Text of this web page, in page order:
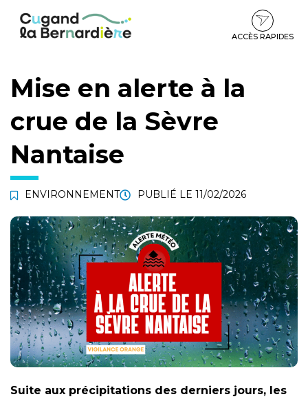
contenu
pied
ACCÈS RAPIDES
Mise en alerte à la
crue de la Sèvre
Nantaise
ENVIRONNEMENT PUBLIÉ LE 11/02/2026
Suite aux précipitations des derniers jours, les